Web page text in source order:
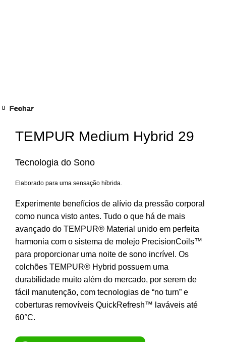
TEMPUR Medium Hybrid 29
Tecnologia do Sono
Elaborado para uma sensação híbrida.
Experimente benefícios de alívio da pressão corporal
como nunca visto antes. Tudo o que há de mais
avançado do TEMPUR® Material unido em perfeita
harmonia com o sistema de molejo PrecisionCoils™
para proporcionar uma noite de sono incrível. Os
colchões TEMPUR® Hybrid possuem uma
durabilidade muito além do mercado, por serem de
fácil manutenção, com tecnologias de “no turn” e
coberturas removíveis QuickRefresh™ laváveis até
60°C.
Fechar
Fechar
Fechar
Fechar
Fechar
Fechar
Fechar
Fechar